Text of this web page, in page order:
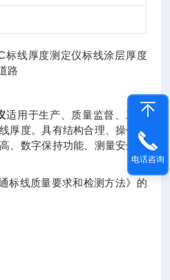
标线厚度测定仪标线涂层厚度
路
适用于生产、质量监督、工程
厚度。具有结构合理、操作简
、数字保持功能、测量安全及
标线质量要求和检测方法》的
电话咨询